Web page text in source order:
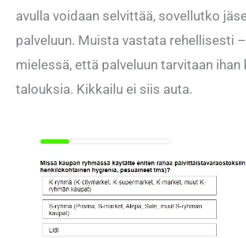
avulla voidaan selvittää, sovellutko
palveluun. Muista vastata rehellisesti
mielessä, että palveluun tarvitaan ihan
talouksia. Kikkailu ei siis auta.